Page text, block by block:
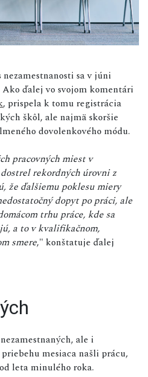
nezamestnanosti sa v júni
ďalej vo svojom komentári
, prispela k tomu registrácia
škôl, ale najmä skoršie
dovolenkového módu.
pracovných miest v
rekordných úrovni z
že ďalšiemu poklesu miery
dopyt po práci, ale
trhu práce, kde sa
a to v kvalifikačnom,
smere," konštatuje ďalej
ale i
mesiaca našli prácu,
leta minulého roka.